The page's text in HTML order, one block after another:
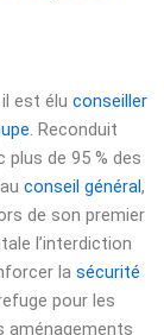
est élu conseiller
. Reconduit
plus de 95 % des
conseil général,
de son premier
l’interdiction
la sécurité
pour les
aménagements